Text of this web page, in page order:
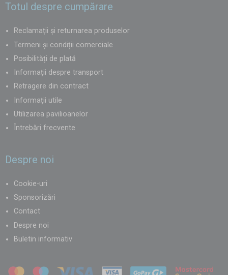
Totul despre cumpărare
Reclamații și returnarea produselor
Termeni și condiții comerciale
Posibilități de plată
Informații despre transport
Retragere din contract
Informații utile
Utilizarea pavilioanelor
Întrebări frecvente
Despre noi
Cookie-uri
Sponsorizări
Contact
Despre noi
Buletin informativ